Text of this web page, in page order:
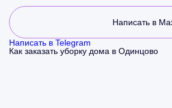
Написать в
Написать в Telegram
Как заказать уборку дома в Одинцово